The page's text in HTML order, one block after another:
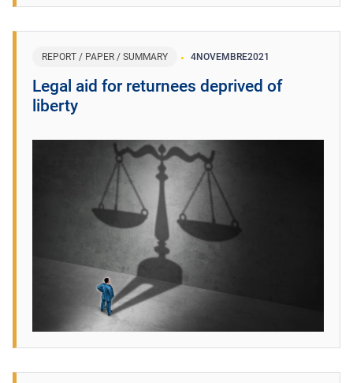
REPORT / PAPER / SUMMARY 4NOVEMBRE2021
Legal aid for returnees deprived of
liberty